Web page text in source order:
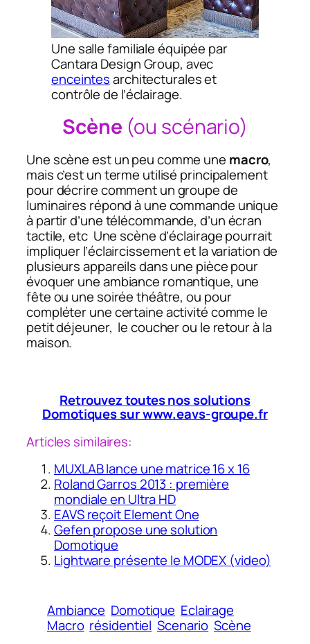
Une salle familiale équipée par
Cantara Design Group, avec
enceintesarchitecturales et
contrôle de l’éclairage.
Scène (ou scénario)
Une scène est un peu comme une macro,
mais c’est un terme utilisé principalement
pour décrire comment un groupe de
luminaires répond à une commande unique
à partir d’une télécommande, d’un écran
tactile, etc Une scène d’éclairage pourrait
impliquer l’éclaircissement et la variation de
plusieurs appareils dans une pièce pour
évoquer une ambiance romantique, une
fête ou une soirée théâtre, ou pour
compléter une certaine activité comme le
petit déjeuner, le coucher ou le retour à la
maison.
Retrouvez toutes nos solutions
Domotiques sur www.eavs-groupe.fr
Articles similaires:
MUXLAB lance une matrice 16 x 16
Roland Garros 2013 : première
mondiale en Ultra HD
EAVS reçoit Element One
Gefen propose une solution
Domotique
Lightware présente le MODEX (video)
Ambiance Domotique Eclairage
Macro résidentiel Scenario Scène